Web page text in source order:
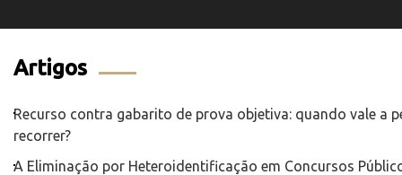
Artigos
Recurso contra gabarito de prova objetiva: quando vale a
recorrer?
A Eliminação por Heteroidentificação em Concursos